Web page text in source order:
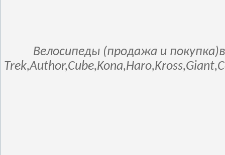
Велосипеды (продажа и